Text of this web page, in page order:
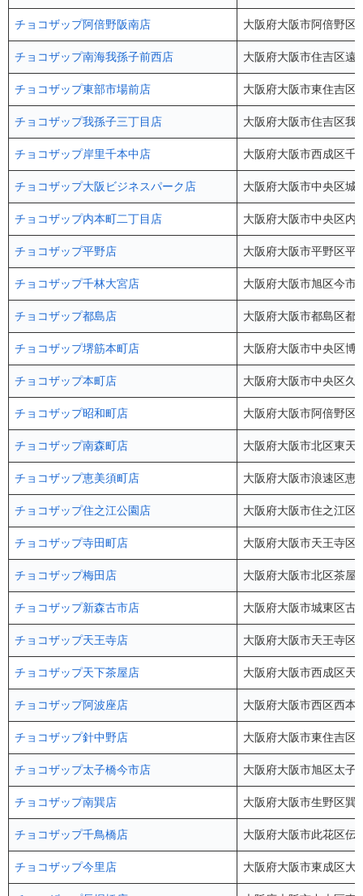
チョコザップ阿倍野阪南店 大阪府大阪市阿倍野
チョコザップ南海我孫子前西店 大阪府大阪市住吉区
チョコザップ東部市場前店 大阪府大阪市東住吉
チョコザップ我孫子三丁目店 大阪府大阪市住吉区
チョコザップ岸里千本中店 大阪府大阪市西成区
チョコザップ大阪ビジネスパーク店 大阪府大阪市中央区
チョコザップ内本町二丁目店 大阪府大阪市中央区
チョコザップ平野店 大阪府大阪市平野区
チョコザップ千林大宮店 大阪府大阪市旭区今
チョコザップ都島店 大阪府大阪市都島区
チョコザップ堺筋本町店 大阪府大阪市中央区
チョコザップ本町店 大阪府大阪市中央区
チョコザップ昭和町店 大阪府大阪市阿倍野
チョコザップ南森町店 大阪府大阪市北区東
チョコザップ恵美須町店 大阪府大阪市浪速区
チョコザップ住之江公園店 大阪府大阪市住之江
チョコザップ寺田町店 大阪府大阪市天王寺
チョコザップ梅田店 大阪府大阪市北区茶
チョコザップ新森古市店 大阪府大阪市城東区
チョコザップ天王寺店 大阪府大阪市天王寺
チョコザップ天下茶屋店 大阪府大阪市西成区
チョコザップ阿波座店 大阪府大阪市西区西
チョコザップ針中野店 大阪府大阪市東住吉
チョコザップ太子橋今市店 大阪府大阪市旭区太
チョコザップ南巽店 大阪府大阪市生野区
チョコザップ千鳥橋店 大阪府大阪市此花区
チョコザップ今里店 大阪府大阪市東成区